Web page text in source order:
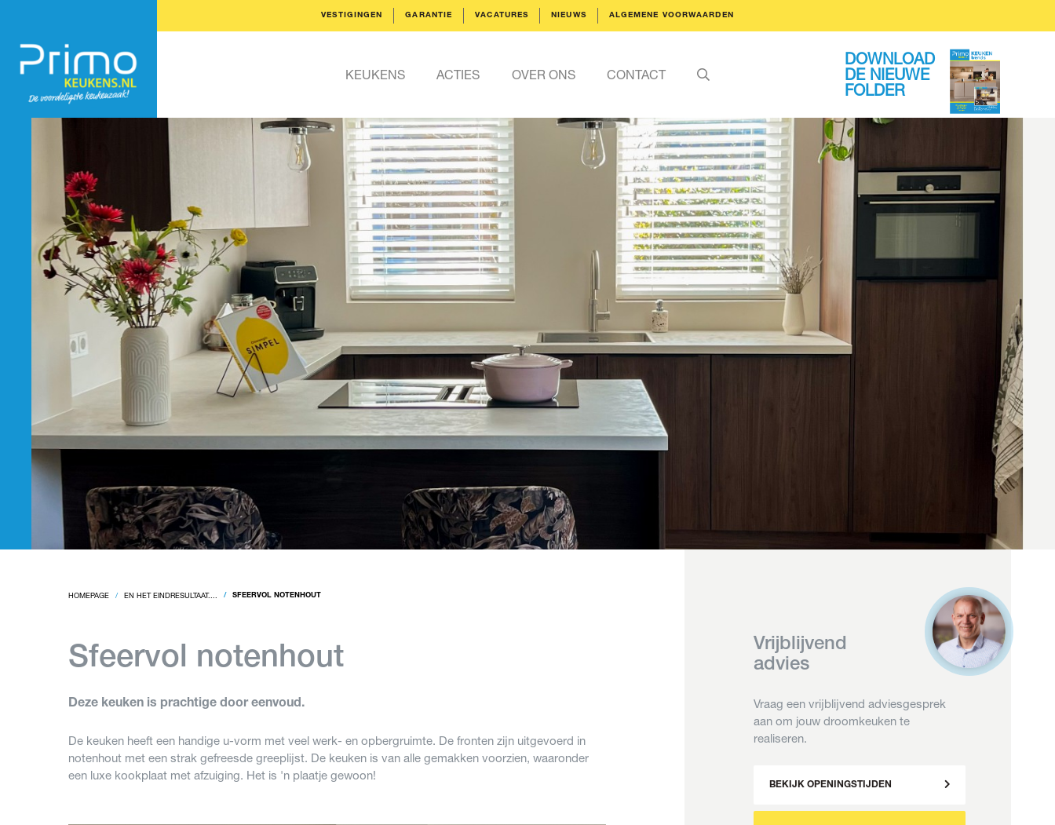
VESTIGINGEN GARANTIE VACATURES NIEUWS ALGEMENE VOORWAARDEN
KEUKENS ACTIES OVER ONS CONTACT
DOWNLOAD
DE NIEUWE
FOLDER
HOMEPAGE EN HET EINDRESULTAAT.... SFEERVOL NOTENHOUT
Sfeervol notenhout
Deze keuken is prachtige door eenvoud.
De keuken heeft een handige u-vorm met veel werk- en opbergruimte. De fronten zijn uitgevoerd in
notenhout met een strak gefreesde greeplijst. De keuken is van alle gemakken voorzien, waaronder
een luxe kookplaat met afzuiging. Het is 'n plaatje gewoon!
Vrijblijvend
advies
Vraag een vrijblijvend adviesgesprek
aan om jouw droomkeuken te
realiseren.
BEKIJK OPENINGSTIJDEN